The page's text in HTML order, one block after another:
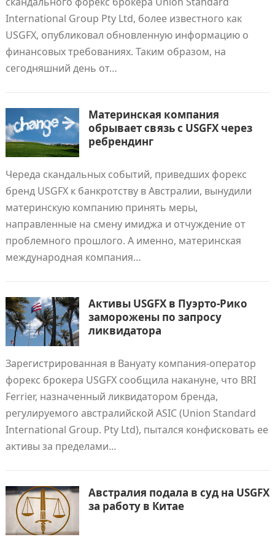
International Group Pty Ltd, более известного как
USGFX, опубликовал обновленную информацию о
финансовых требованиях. Таким образом, на
сегодняшний день от…
Материнская компания
обрывает связь с USGFX через
ребрендинг
Череда скандальных событий, приведших форекс
бренд USGFX к банкротству в Австралии, вынудили
материнскую компанию принять меры,
направленные на смену имиджа и отчуждение от
проблемного прошлого. А именно, материнская
международная компания…
Активы USGFX в Пуэрто-Рико
заморожены по запросу
ликвидатора
Зарегистрированная в Вануату компания-оператор
форекс брокера USGFX сообщила накануне, что BRI
Ferrier, назначенный ликвидатором бренда,
регулируемого австралийской ASIC (Union Standard
International Group. Pty Ltd), пытался конфисковать ее
активы за пределами…
Австралия подала в суд на USGFX
за работу в Китае